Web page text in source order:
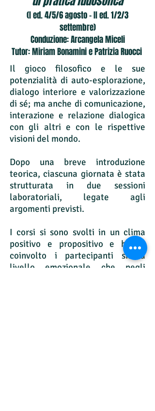
(I ed. 4/5/6 agosto - II ed. 1/2/3
settembre)
Conduzione: Arcangela Miceli
Tutor: Miriam Bonamini e Patrizia Ruocci
Il gioco filosofico e le sue
potenzialità di auto-esplorazione,
dialogo interiore e valorizzazione
di sé; ma anche di comunicazione,
interazione e relazione dialogica
con gli altri e con le rispettive
visioni del mondo.
Dopo una breve introduzione
teorica, ciascuna giornata è stata
strutturata in due sessioni
laboratoriali, legate agli
argomenti previsti.
I corsi si sono svolti in un clima
positivo e propositivo e hanno
coinvolto i partecipanti sia a
livello emozionale che negli